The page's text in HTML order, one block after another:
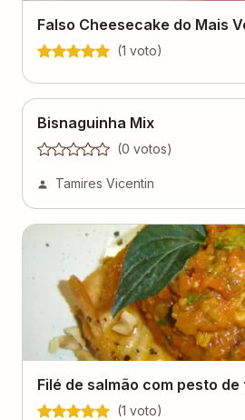
Falso Cheesecake do Mais
(1 voto)
Bisnaguinha Mix
(0 votos)
Tamires Vicentin
Filé de salmão com pesto
(1 voto)